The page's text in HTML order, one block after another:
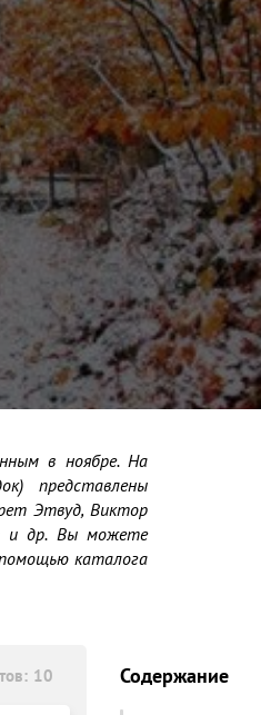
в ноябре. На
представлены
Этвуд, Виктор
и др. Вы можете
каталога
10 Содержание